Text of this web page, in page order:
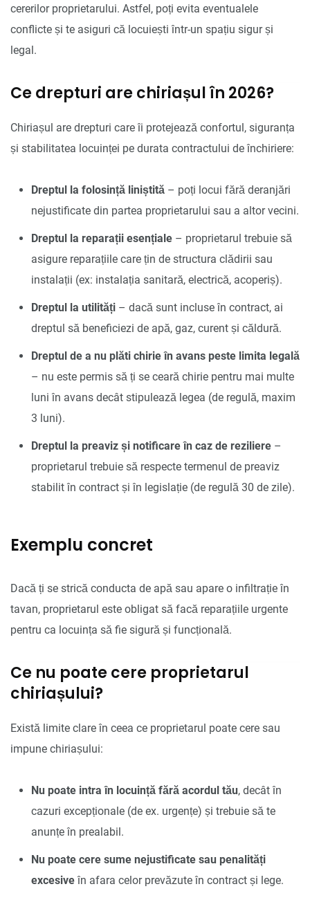
cererilor proprietarului. Astfel, poți evita eventualele
conflicte și te asiguri că locuiești într-un spațiu sigur și
legal.
Ce drepturi are chiriașul în 2026?
Chiriașul are drepturi care îi protejează confortul, siguranța
și stabilitatea locuinței pe durata contractului de închiriere:
Dreptul la folosință liniștită – poți locui fără deranjări
nejustificate din partea proprietarului sau a altor vecini.
Dreptul la reparații esențiale – proprietarul trebuie să
asigure reparațiile care țin de structura clădirii sau
instalații (ex: instalația sanitară, electrică, acoperiș).
Dreptul la utilități – dacă sunt incluse în contract, ai
dreptul să beneficiezi de apă, gaz, curent și căldură.
Dreptul de a nu plăti chirie în avans peste limita legală
– nu este permis să ți se ceară chirie pentru mai multe
luni în avans decât stipulează legea (de regulă, maxim
3 luni).
Dreptul la preaviz și notificare în caz de reziliere –
proprietarul trebuie să respecte termenul de preaviz
stabilit în contract și în legislație (de regulă 30 de zile).
Exemplu concret
Dacă ți se strică conducta de apă sau apare o infiltrație în
tavan, proprietarul este obligat să facă reparațiile urgente
pentru ca locuința să fie sigură și funcțională.
Ce nu poate cere proprietarul
chiriașului?
Există limite clare în ceea ce proprietarul poate cere sau
impune chiriașului:
Nu poate intra în locuință fără acordul tău, decât în
cazuri excepționale (de ex. urgențe) și trebuie să te
anunțe în prealabil.
Nu poate cere sume nejustificate sau penalități
excesive în afara celor prevăzute în contract și lege.